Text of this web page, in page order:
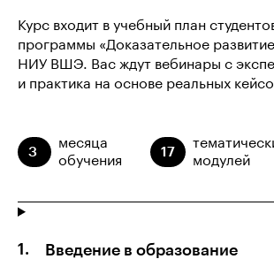
Курс входит в учебный план
программы «Доказательное
НИУ ВШЭ. Вас ждут вебинары с
и практика на основе реальных
3
месяца
обучения
17
модулей
Введение в образование